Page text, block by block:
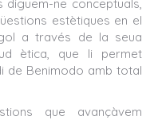
diguem-ne conceptuals,
estètiques en el
a través de la seua
ètica, que li permet
de Benimodo amb total
que avançàvem